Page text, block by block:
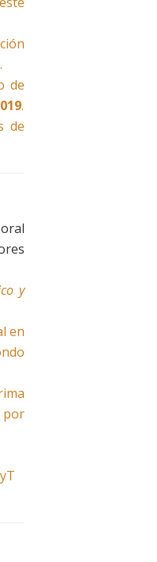
.
de
.
de
y
en
por